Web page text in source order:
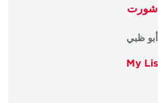
ظبي
My